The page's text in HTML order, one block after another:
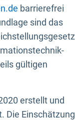
barrierefrei
sind das
gültigen
erstellt und
Die Einschätzung